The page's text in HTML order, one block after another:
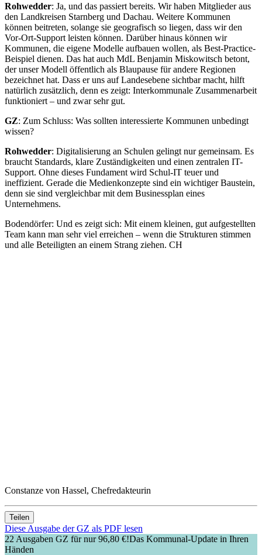
Rohwedder: Ja, und das passiert bereits. Wir haben Mitglieder aus
den Landkreisen Starnberg und Dachau. Weitere Kommunen
können beitreten, solange sie geografisch so liegen, dass wir den
Vor-Ort-Support leisten können. Darüber hinaus können wir
Kommunen, die eigene Modelle aufbauen wollen, als Best-Practice-
Beispiel dienen. Das hat auch MdL Benjamin Miskowitsch betont,
der unser Modell öffentlich als Blaupause für andere Regionen
bezeichnet hat. Dass er uns auf Landesebene sichtbar macht, hilft
natürlich zusätzlich, denn es zeigt: Interkommunale Zusammenarbeit
funktioniert – und zwar sehr gut.
GZ: Zum Schluss: Was sollten interessierte Kommunen unbedingt
wissen?
Rohwedder: Digitalisierung an Schulen gelingt nur gemeinsam. Es
braucht Standards, klare Zuständigkeiten und einen zentralen IT-
Support. Ohne dieses Fundament wird Schul-IT teuer und
ineffizient. Gerade die Medienkonzepte sind ein wichtiger Baustein,
denn sie sind vergleichbar mit dem Businessplan eines
Unternehmens.
Bodendörfer: Und es zeigt sich: Mit einem kleinen, gut aufgestellten
Team kann man sehr viel erreichen – wenn die Strukturen stimmen
und alle Beteiligten an einem Strang ziehen. CH
Constanze von Hassel, Chefredakteurin
Teilen
Diese Ausgabe der GZ als PDF lesen
22 Ausgaben GZ für nur 96,80 €!Das Kommunal-Update in Ihren
Händen